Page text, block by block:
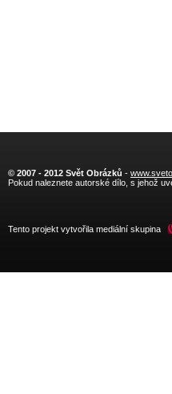
© 2007 - 2012 Svět Obrázků -
Pokud naleznete autorské dílo, s jehož
Tento projekt vytvořila mediální skupina